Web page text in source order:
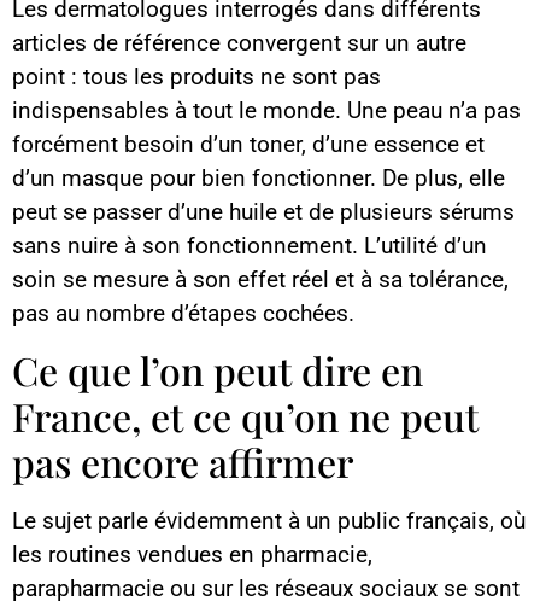
Les dermatologues interrogés dans différents
articles de référence convergent sur un autre
point : tous les produits ne sont pas
indispensables à tout le monde. Une peau n’a pas
forcément besoin d’un toner, d’une essence et
d’un masque pour bien fonctionner. De plus, elle
peut se passer d’une huile et de plusieurs sérums
sans nuire à son fonctionnement. L’utilité d’un
soin se mesure à son effet réel et à sa tolérance,
pas au nombre d’étapes cochées.
Ce que l’on peut dire en
France, et ce qu’on ne peut
pas encore affirmer
Le sujet parle évidemment à un public français, où
les routines vendues en pharmacie,
parapharmacie ou sur les réseaux sociaux se sont